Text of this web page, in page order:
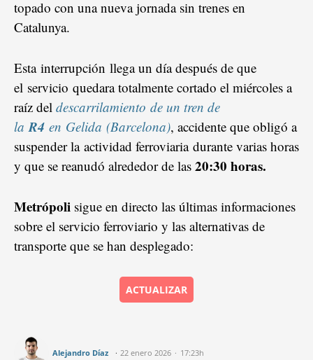
topado con una nueva jornada sin trenes en
Catalunya.
Esta interrupción llega un día después de que
el servicio quedara totalmente cortado el miércoles a
raíz del descarrilamiento de un tren de
la R4 en Gelida (Barcelona), accidente que obligó a
suspender la actividad ferroviaria durante varias horas
y que se reanudó alrededor de las 20:30 horas.
Metrópoli sigue en directo las últimas informaciones
sobre el servicio ferroviario y las alternativas de
transporte que se han desplegado:
ACTUALIZAR
Alejandro Díaz 22 enero 2026 17:23h